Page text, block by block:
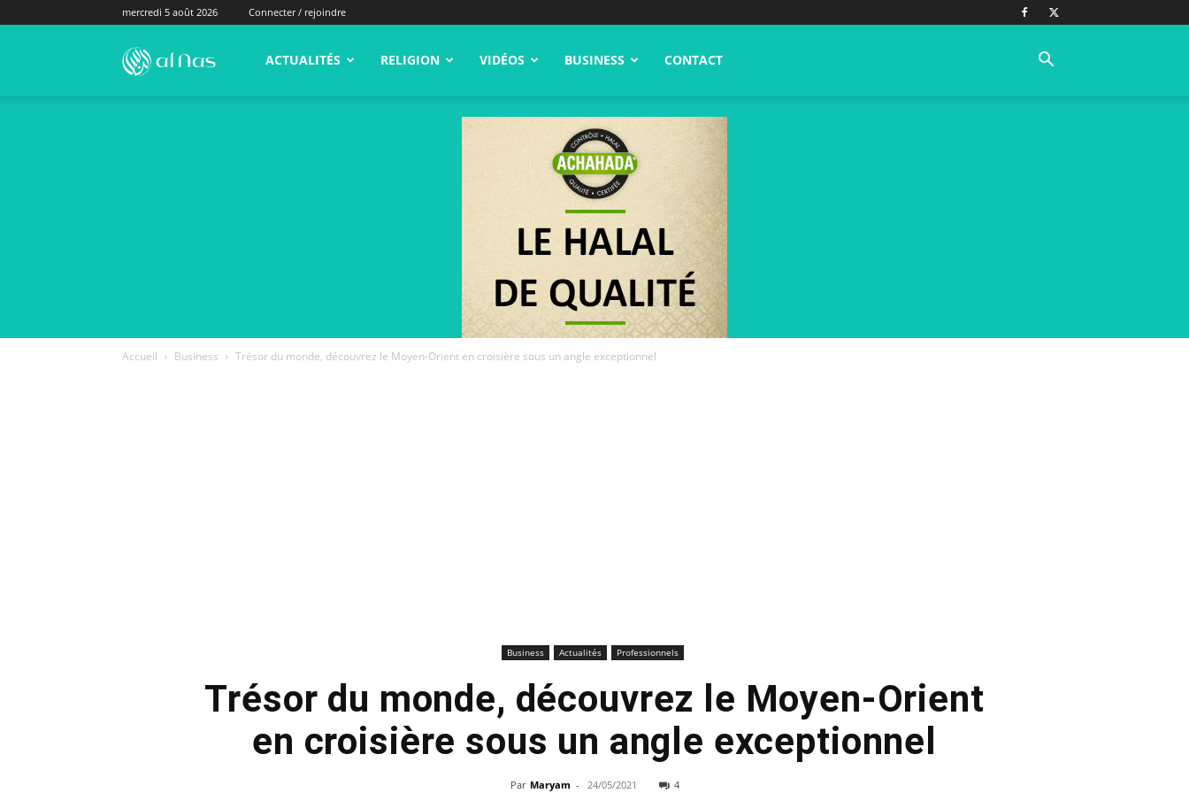
mercredi 5 août 2026 Connecter / rejoindre
alNas.fr ACTUALITÉS RELIGION VIDÉOS BUSINESS CONTACT
Accueil Business Trésor du monde, découvrez le Moyen-Orient en croisière sous un angle exceptionnel
Business Actualités Professionnels
Trésor du monde, découvrez le Moyen-Orient
en croisière sous un angle exceptionnel
Par Maryam - 24/05/2021 4